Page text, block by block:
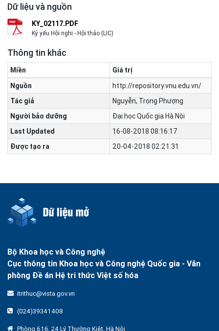
Dữ liệu và nguồn
KY_02117.PDF
Kỷ yếu Hội nghị - Hội thảo (LIC)
Thông tin khác
Miền
Giá trị
Nguồn
http://repository.vnu.edu.vn/
Tác giả
Nguyễn, Trọng Phượng
Người bảo dưỡng
Đại học Quốc gia Hà Nội
Last Updated
16-08-2018 08:16:17
Được tạo ra
20-04-2018 02:21:31
Bộ Khoa học và Công nghệ
Cục thông tin Khoa học và Công nghệ Quốc gia - Văn
phòng Đề án Hệ tri thức Việt số hóa
itrithuc@vista.gov.vn
(024)39341408
Phòng 616, 24 Lý Thường Kiệt, Hà Nội